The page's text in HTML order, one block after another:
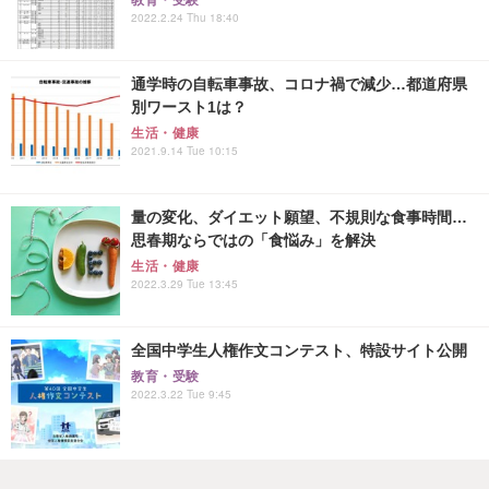
2022.2.24 Thu 18:40
通学時の自転車事故、コロナ禍で減少…都道府県
別ワースト1は？
生活・健康
2021.9.14 Tue 10:15
量の変化、ダイエット願望、不規則な食事時間…
思春期ならではの「食悩み」を解決
生活・健康
2022.3.29 Tue 13:45
全国中学生人権作文コンテスト、特設サイト公開
教育・受験
2022.3.22 Tue 9:45